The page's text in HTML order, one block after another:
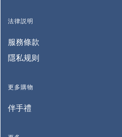
法律説明
服務條款
隱私规则
更多購物
伴手禮